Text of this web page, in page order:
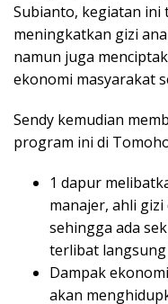
Subianto, kegiatan ini
meningkatkan gizi
namun juga
ekonomi masyarakat
Sendy kemudian
program ini di
1 dapur
manajer, ahli
sehingga ada
terlibat
Dampak
akan